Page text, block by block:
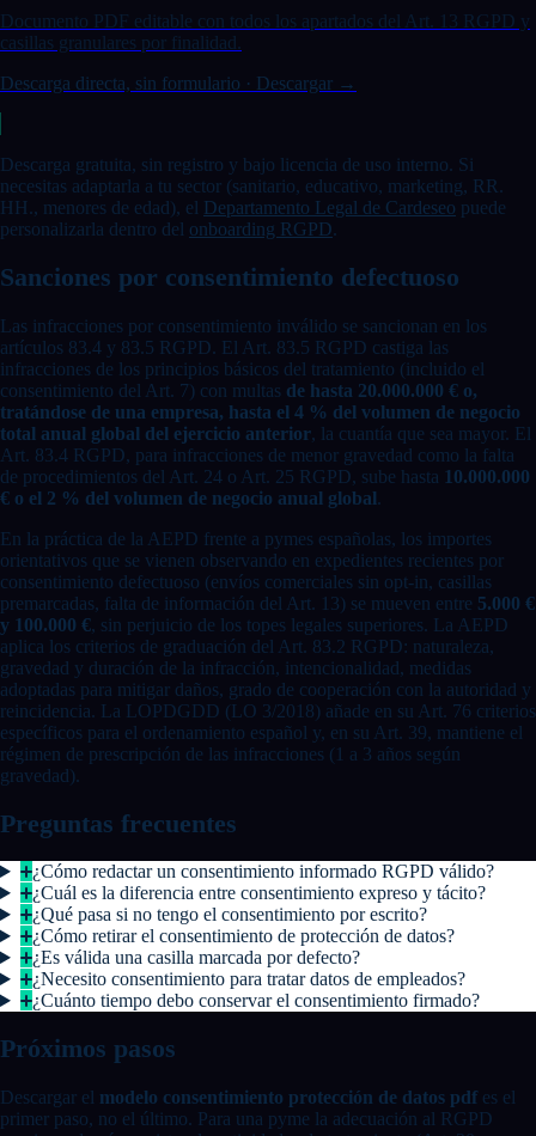
Documento PDF editable con todos los apartados del Art. 13 RGPD y
casillas granulares por finalidad.
Descarga directa, sin formulario · Descargar →
Descarga gratuita, sin registro y bajo licencia de uso interno. Si
necesitas adaptarla a tu sector (sanitario, educativo, marketing, RR.
HH., menores de edad), el Departamento Legal de Cardeseo puede
personalizarla dentro del onboarding RGPD.
Sanciones por consentimiento defectuoso
Las infracciones por consentimiento inválido se sancionan en los
artículos 83.4 y 83.5 RGPD. El Art. 83.5 RGPD castiga las
infracciones de los principios básicos del tratamiento (incluido el
consentimiento del Art. 7) con multas de hasta 20.000.000 € o,
tratándose de una empresa, hasta el 4 % del volumen de negocio
total anual global del ejercicio anterior, la cuantía que sea mayor. El
Art. 83.4 RGPD, para infracciones de menor gravedad como la falta
de procedimientos del Art. 24 o Art. 25 RGPD, sube hasta 10.000.000
€ o el 2 % del volumen de negocio anual global.
En la práctica de la AEPD frente a pymes españolas, los importes
orientativos que se vienen observando en expedientes recientes por
consentimiento defectuoso (envíos comerciales sin opt-in, casillas
premarcadas, falta de información del Art. 13) se mueven entre 5.000 €
y 100.000 €, sin perjuicio de los topes legales superiores. La AEPD
aplica los criterios de graduación del Art. 83.2 RGPD: naturaleza,
gravedad y duración de la infracción, intencionalidad, medidas
adoptadas para mitigar daños, grado de cooperación con la autoridad y
reincidencia. La LOPDGDD (LO 3/2018) añade en su Art. 76 criterios
específicos para el ordenamiento español y, en su Art. 39, mantiene el
régimen de prescripción de las infracciones (1 a 3 años según
gravedad).
Preguntas frecuentes
¿Cómo redactar un consentimiento informado RGPD válido?
¿Cuál es la diferencia entre consentimiento expreso y tácito?
¿Qué pasa si no tengo el consentimiento por escrito?
¿Cómo retirar el consentimiento de protección de datos?
¿Es válida una casilla marcada por defecto?
¿Necesito consentimiento para tratar datos de empleados?
¿Cuánto tiempo debo conservar el consentimiento firmado?
Próximos pasos
Descargar el modelo consentimiento protección de datos pdf es el
primer paso, no el último. Para una pyme la adecuación al RGPD